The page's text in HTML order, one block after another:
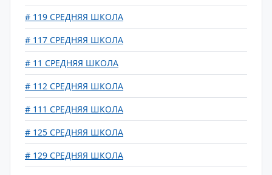
# 119 СРЕДНЯЯ ШКОЛА
# 117 СРЕДНЯЯ ШКОЛА
# 11 СРЕДНЯЯ ШКОЛА
# 112 СРЕДНЯЯ ШКОЛА
# 111 СРЕДНЯЯ ШКОЛА
# 125 СРЕДНЯЯ ШКОЛА
# 129 СРЕДНЯЯ ШКОЛА